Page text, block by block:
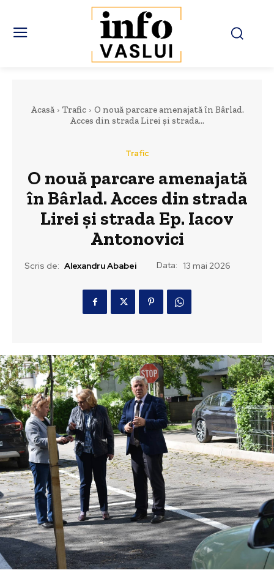
Acasă Trafic
O nouă parcare amenajată în Bârlad.
Acces din strada Lirei și strada...
Trafic
O nouă parcare amenajată
în Bârlad. Acces din strada
Lirei și strada Ep. Iacov
Antonovici
Scris de: Alexandru Ababei Data: 13 mai 2026